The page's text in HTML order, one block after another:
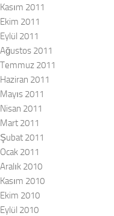
Kasım 2011
Ekim 2011
Eylül 2011
Ağustos 2011
Temmuz 2011
Haziran 2011
Mayıs 2011
Nisan 2011
Mart 2011
Şubat 2011
Ocak 2011
Aralık 2010
Kasım 2010
Ekim 2010
Eylül 2010